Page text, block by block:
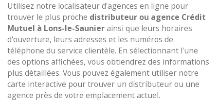
Utilisez notre localisateur d'agences en ligne pour
trouver le plus proche distributeur ou agence Crédit
Mutuel à Lons-le-Saunierainsi que leurs horaires
d'ouverture, leurs adresses et les numéros de
téléphone du service clientèle. En sélectionnant l'une
des options affichées, vous obtiendrez des informations
plus détaillées. Vous pouvez également utiliser notre
carte interactive pour trouver un distributeur ou une
agence près de votre emplacement actuel.